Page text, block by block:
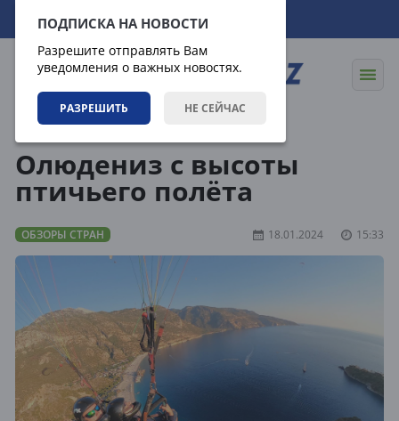
ПОДПИСКА НА НОВОСТИ
Разрешите отправлять Вам
уведомления о важных новостях.
РАЗРЕШИТЬ НЕ СЕЙЧАС
08.08.2026 10:45:16
Олюдениз с высоты
птичьего полёта
ОБЗОРЫ СТРАН 18.01.2024 15:33